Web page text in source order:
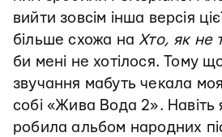
вийти зовсім інша версія
більше схожа наХто, як не
би мені не хотілося. Тому
звучання мабуть чекала
собі «Жива Вода 2». Навіть
робила альбом народних